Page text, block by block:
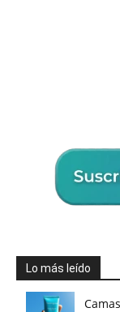
Lo más leído